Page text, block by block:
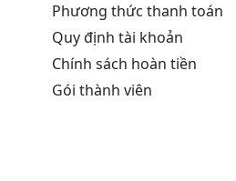
Phương thức thanh toán
Quy định tài khoản
Chính sách hoàn tiền
Gói thành viên